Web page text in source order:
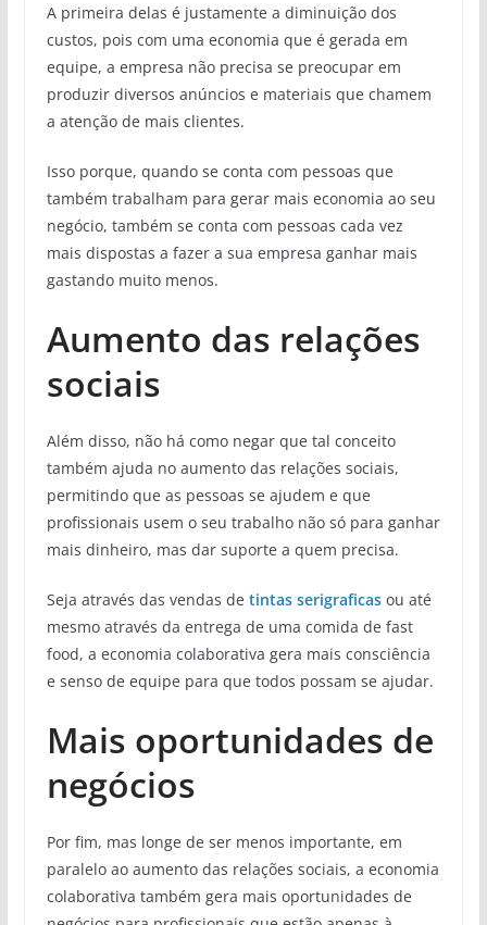
A primeira delas é justamente a diminuição dos
custos, pois com uma economia que é gerada em
equipe, a empresa não precisa se preocupar em
produzir diversos anúncios e materiais que chamem
a atenção de mais clientes.
Isso porque, quando se conta com pessoas que
também trabalham para gerar mais economia ao seu
negócio, também se conta com pessoas cada vez
mais dispostas a fazer a sua empresa ganhar mais
gastando muito menos.
Aumento das relações
sociais
Além disso, não há como negar que tal conceito
também ajuda no aumento das relações sociais,
permitindo que as pessoas se ajudem e que
profissionais usem o seu trabalho não só para ganhar
mais dinheiro, mas dar suporte a quem precisa.
Seja através das vendas de tintas serigraficasou até
mesmo através da entrega de uma comida de fast
food, a economia colaborativa gera mais consciência
e senso de equipe para que todos possam se ajudar.
Mais oportunidades de
negócios
Por fim, mas longe de ser menos importante, em
paralelo ao aumento das relações sociais, a economia
colaborativa também gera mais oportunidades de